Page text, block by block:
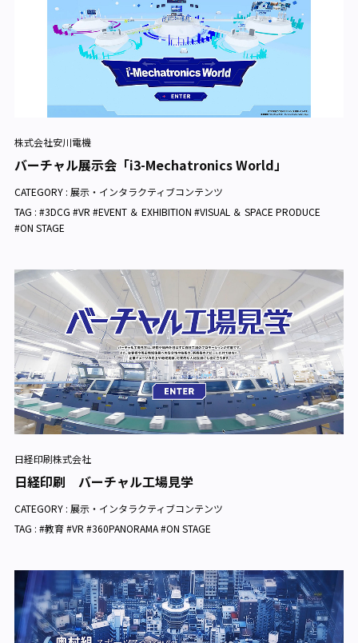
株式会社安川電機
バーチャル展示会「i3-Mechatronics World」
CATEGORY : 展示・インタラクティブコンテンツ
TAG : #3DCG #VR #EVENT ＆ EXHIBITION #VISUAL ＆ SPACE PRODUCE
#ON STAGE
日経印刷株式会社
日経印刷 バーチャル工場見学
CATEGORY : 展示・インタラクティブコンテンツ
TAG : #教育 #VR #360PANORAMA #ON STAGE